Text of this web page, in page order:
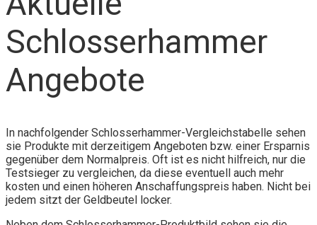
Schlosserhammer
Angebote
In nachfolgender Schlosserhammer-Vergleichstabelle sehen
sie Produkte mit derzeitigem Angeboten bzw. einer Ersparnis
gegenüber dem Normalpreis. Oft ist es nicht hilfreich, nur die
Testsieger zu vergleichen, da diese eventuell auch mehr
kosten und einen höheren Anschaffungspreis haben. Nicht bei
jedem sitzt der Geldbeutel locker.